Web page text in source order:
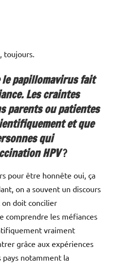
toujours.
papillomavirus fait
Les craintes
parents ou patientes
et que
qui
HPV?
pour être honnête oui, ça
on a souvent un discours
on doit concilier
comprendre les méfiances
vraiment
grâce aux expériences
pays notamment la